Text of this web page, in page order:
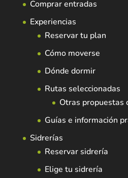
Comprar entradas
Experiencias
Reservar tu plan
Cómo moverse
Dónde dormir
Rutas seleccionadas
Otras propuestas
Guías e información
Sidrerías
Reservar sidrería
Elige tu sidrería